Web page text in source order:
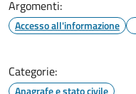
Argomenti:
Accesso all'informazione
Categorie:
Anagrafe e stato civile